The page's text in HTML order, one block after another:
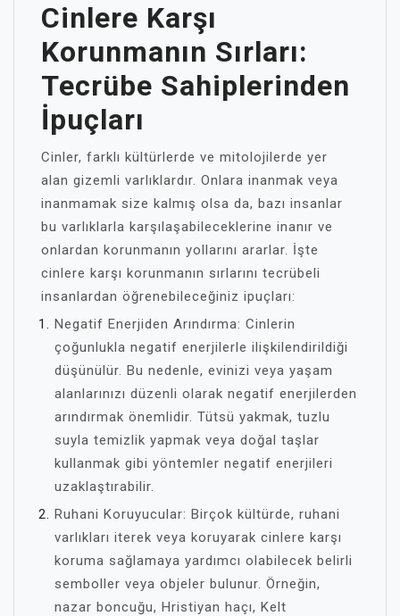
Cinlere Karşı
Korunmanın Sırları:
Tecrübe Sahiplerinden
İpuçları
Cinler, farklı kültürlerde ve mitolojilerde yer
alan gizemli varlıklardır. Onlara inanmak veya
inanmamak size kalmış olsa da, bazı insanlar
bu varlıklarla karşılaşabileceklerine inanır ve
onlardan korunmanın yollarını ararlar. İşte
cinlere karşı korunmanın sırlarını tecrübeli
insanlardan öğrenebileceğiniz ipuçları:
Negatif Enerjiden Arındırma: Cinlerin
çoğunlukla negatif enerjilerle ilişkilendirildiği
düşünülür. Bu nedenle, evinizi veya yaşam
alanlarınızı düzenli olarak negatif enerjilerden
arındırmak önemlidir. Tütsü yakmak, tuzlu
suyla temizlik yapmak veya doğal taşlar
kullanmak gibi yöntemler negatif enerjileri
uzaklaştırabilir.
Ruhani Koruyucular: Birçok kültürde, ruhani
varlıkları iterek veya koruyarak cinlere karşı
koruma sağlamaya yardımcı olabilecek belirli
semboller veya objeler bulunur. Örneğin,
nazar boncuğu, Hristiyan haçı, Kelt